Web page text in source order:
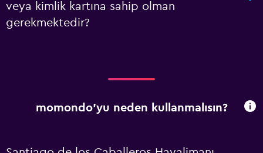
veya kimlik kartına sahip olman
gerekmektedir?
momondo'yu neden kullanmalısın?